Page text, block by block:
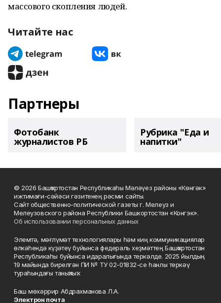
массового скопления людей.
Читайте нас
Партнеры
Фотобанк
журналистов РБ
Рубрика "Еда и
напитки"
© 2026 Башҡортостан Республикаһы Мәләүез районы «Көнгәк»
ижтимағи-сәйәси гәзитенең рәсми сайты.
Сайт общественно-политической газеты г. Мелеуз и
Мелеузовского района Республики Башкортостан «Конгэк».
Об использовании персональных данных
Элемтә, мәғлүмәт технологиялары һәм киң коммуникациялар
өлкәһендә күҙәтеү буйынса федераль хеҙмәттең Башҡортостан
Республикаһы буйынса идаралығында теркәлде. 2025 йылдың
19 майында бирелгән ПИ № ТУ 02-01832-се һанлы теркәү
тураһындағы таныҡлыҡ.
Баш мөхәррир Абдрахманова Л.А.
Электрон почта